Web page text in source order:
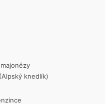
knedlík)